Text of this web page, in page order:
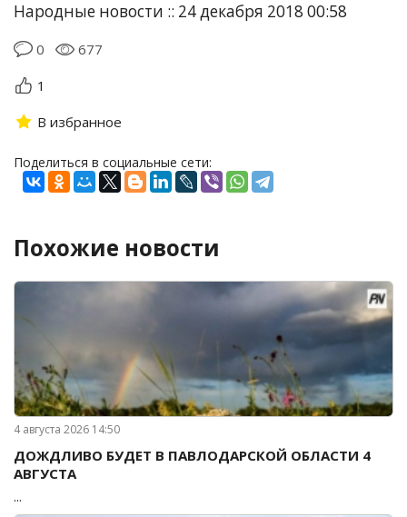
Народные новости :: 24 декабря 2018 00:58
0
677
1
В избранное
Поделиться в социальные сети:
Похожие новости
4 августа 2026 14:50
ДОЖДЛИВО БУДЕТ В ПАВЛОДАРСКОЙ ОБЛАСТИ 4
АВГУСТА
...